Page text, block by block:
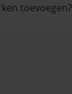
toevoegen?